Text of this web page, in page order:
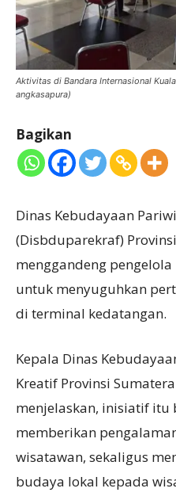
Aktivitas di Bandara Internasional
angkasapura)
Bagikan
Dinas Kebudayaan
(Disbduparekraf)
menggandeng
untuk menyuguhkan
di terminal kedatangan.
Kepala Dinas
Kreatif Provinsi
menjelaskan, inisiatif
memberikan
wisatawan, sekaligus
budaya lokal kepada